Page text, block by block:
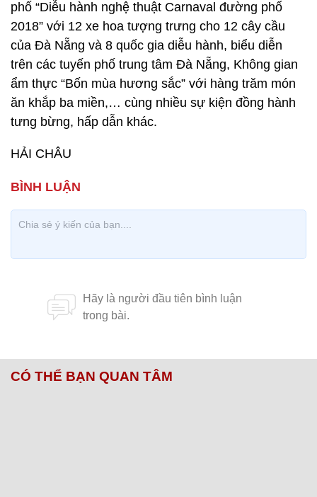
phố “Diễu hành nghệ thuật Carnaval đường phố
2018” với 12 xe hoa tượng trưng cho 12 cây cầu
của Đà Nẵng và 8 quốc gia diễu hành, biểu diễn
trên các tuyến phố trung tâm Đà Nẵng, Không gian
ẩm thực “Bốn mùa hương sắc” với hàng trăm món
ăn khắp ba miền,… cùng nhiều sự kiện đồng hành
tưng bừng, hấp dẫn khác.
HẢI CHÂU
CÓ THỂ BẠN QUAN TÂM